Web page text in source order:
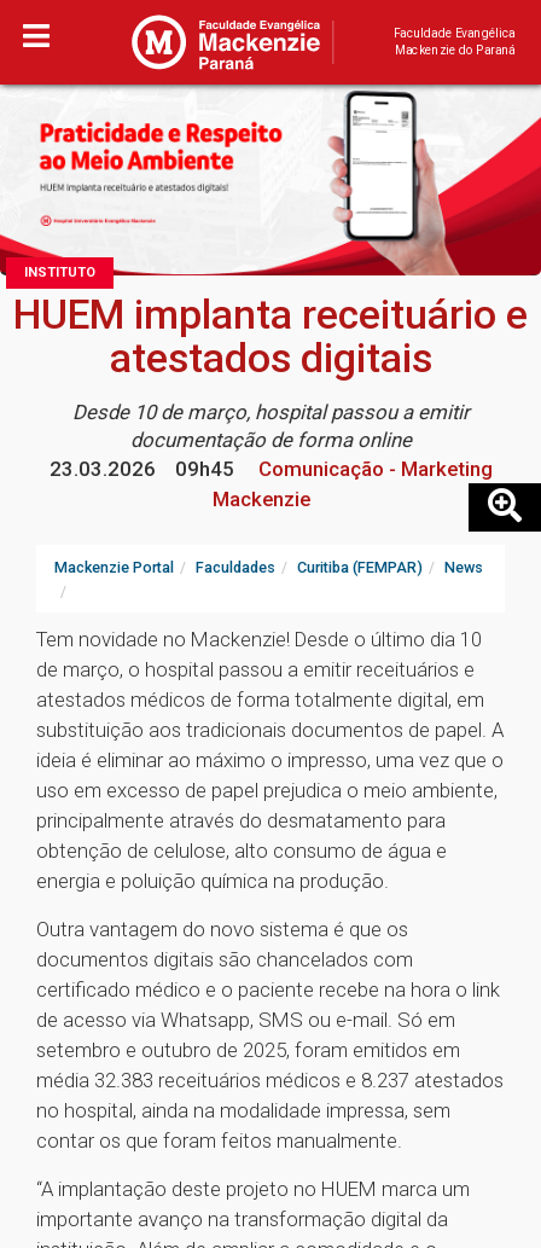
Faculdade Evangélica
Mackenzie do Paraná
INSTITUTO
HUEM implanta receituário e
atestados digitais
Desde 10 de março, hospital passou a emitir
documentação de forma online
23.03.2026
09h45
Comunicação - Marketing
Mackenzie
Mackenzie Portal Faculdades Curitiba (FEMPAR) News
Tem novidade no Mackenzie! Desde o último dia 10
de março, o hospital passou a emitir receituários e
atestados médicos de forma totalmente digital, em
substituição aos tradicionais documentos de papel. A
ideia é eliminar ao máximo o impresso, uma vez que o
uso em excesso de papel prejudica o meio ambiente,
principalmente através do desmatamento para
obtenção de celulose, alto consumo de água e
energia e poluição química na produção.
Outra vantagem do novo sistema é que os
documentos digitais são chancelados com
certificado médico e o paciente recebe na hora o link
de acesso via Whatsapp, SMS ou e-mail. Só em
setembro e outubro de 2025, foram emitidos em
média 32.383 receituários médicos e 8.237 atestados
no hospital, ainda na modalidade impressa, sem
contar os que foram feitos manualmente.
“A implantação deste projeto no HUEM marca um
importante avanço na transformação digital da